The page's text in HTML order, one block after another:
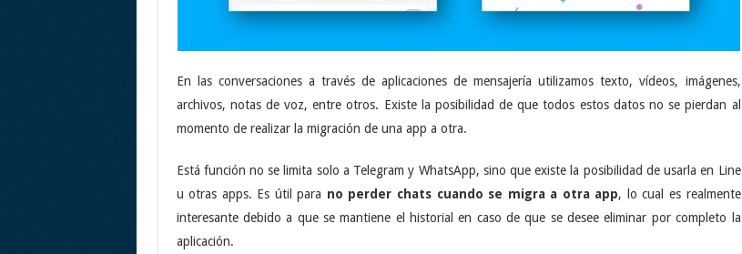
En las conversaciones a través de aplicaciones de mensajería utilizamos texto, vídeos, imágenes,
archivos, notas de voz, entre otros. Existe la posibilidad de que todos estos datos no se pierdan al
momento de realizar la migración de una app a otra.
Está función no se limita solo a Telegram y WhatsApp, sino que existe la posibilidad de usarla en Line
u otras apps. Es útil para no perder chats cuando se migra a otra app, lo cual es realmente
interesante debido a que se mantiene el historial en caso de que se desee eliminar por completo la
aplicación.